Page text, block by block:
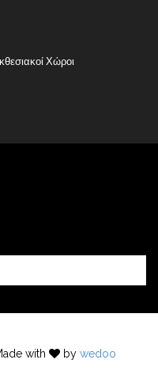
Χώροι
with by wedoo